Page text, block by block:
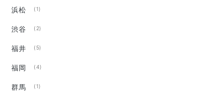
浜松 (1)
渋谷 (2)
福井 (5)
福岡 (4)
群馬 (1)